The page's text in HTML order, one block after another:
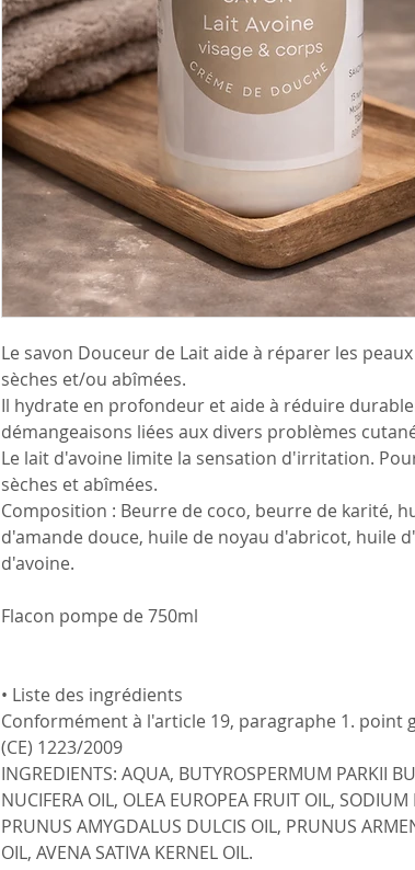
Le savon Douceur de Lait aide à réparer les
sèches et/ou abîmées.
Il hydrate en profondeur et aide à réduire
démangeaisons liées aux divers problèmes
Le lait d'avoine limite la sensation d'irritation.
sèches et abîmées.
Composition : Beurre de coco, beurre de karité,
d'amande douce, huile de noyau d'abricot, huile
d'avoine.
Flacon pompe de 750ml
• Liste des ingrédients
Conformément à l'article 19, paragraphe 1. point
(CE) 1223/2009
INGREDIENTS: AQUA, BUTYROSPERMUM PARKII
NUCIFERA OIL, OLEA EUROPEA FRUIT OIL, SODIUM
PRUNUS AMYGDALUS DULCIS OIL, PRUNUS
OIL, AVENA SATIVA KERNEL OIL.